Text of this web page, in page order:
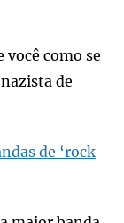
você como se
de
de ‘rock